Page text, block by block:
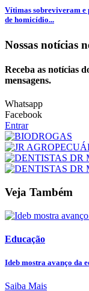
Vítimas sobreviveram e
de homicídio...
Nossas notícias
Receba as notícias
mensagens.
Whatsapp
Facebook
Entrar
Veja Também
Educação
Ideb mostra avanço da
Saiba Mais